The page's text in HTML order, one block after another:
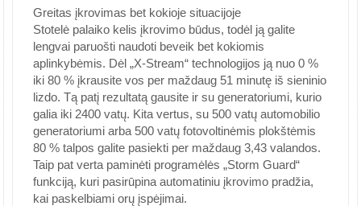
Greitas įkrovimas bet kokioje situacijoje
Stotelė palaiko kelis įkrovimo būdus, todėl ją galite
lengvai paruošti naudoti beveik bet kokiomis
aplinkybėmis. Dėl „X-Stream“ technologijos ją nuo 0 %
iki 80 % įkrausite vos per maždaug 51 minutę iš sieninio
lizdo. Tą patį rezultatą gausite ir su generatoriumi, kurio
galia iki 2400 vatų. Kita vertus, su 500 vatų automobilio
generatoriumi arba 500 vatų fotovoltinėmis plokštėmis
80 % talpos galite pasiekti per maždaug 3,43 valandos.
Taip pat verta paminėti programėlės „Storm Guard“
funkciją, kuri pasirūpina automatiniu įkrovimo pradžia,
kai paskelbiami orų įspėjimai.